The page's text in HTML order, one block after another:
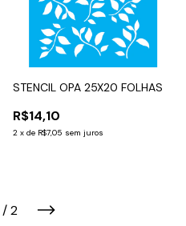
STENCIL OPA 25X20 FOLHAS
R$14,10
2 x de R$7,05 sem juros
/2